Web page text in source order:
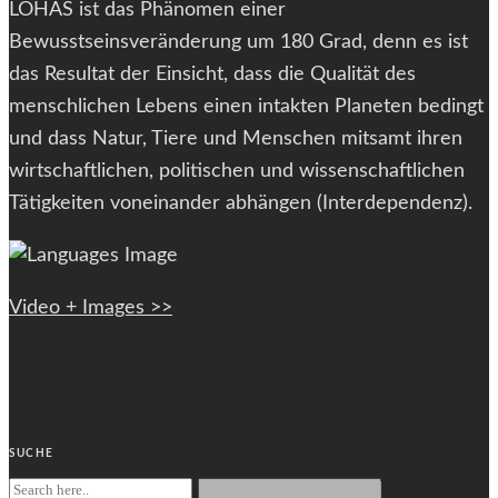
LOHAS ist das Phänomen einer
Bewusstseinsveränderung um 180 Grad, denn es ist
das Resultat der Einsicht, dass die Qualität des
menschlichen Lebens einen intakten Planeten bedingt
und dass Natur, Tiere und Menschen mitsamt ihren
wirtschaftlichen, politischen und wissenschaftlichen
Tätigkeiten voneinander abhängen (Interdependenz).
Video + Images >>
SUCHE